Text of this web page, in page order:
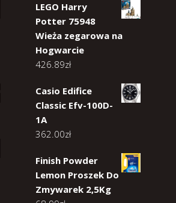
LEGO Harry
Potter 75948
Wieża zegarowa na
Hogwarcie
426.89zł
Casio Edifice
Classic Efv-100D-
1A
362.00zł
Finish Powder
Lemon Proszek Do
Zmywarek 2,5Kg